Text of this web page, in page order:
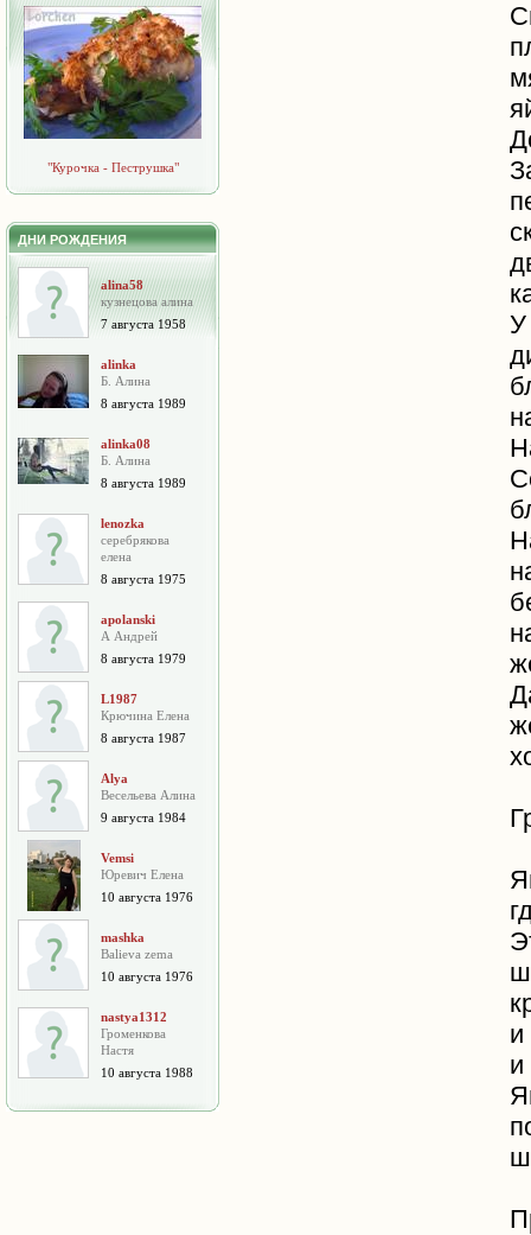
"Курочка - Пеструшка"
ДНИ РОЖДЕНИЯ
alina58
кузнецова алина
7 августа 1958
alinka
Б. Алина
8 августа 1989
alinka08
Б. Алина
8 августа 1989
lenozka
серебрякова
елена
8 августа 1975
apolanski
А Андрей
8 августа 1979
L1987
Крючина Елена
8 августа 1987
Alya
Весельева Алина
9 августа 1984
Vemsi
Юревич Елена
10 августа 1976
mashka
Balieva zema
10 августа 1976
nastya1312
Громенкова
Настя
10 августа 1988
и